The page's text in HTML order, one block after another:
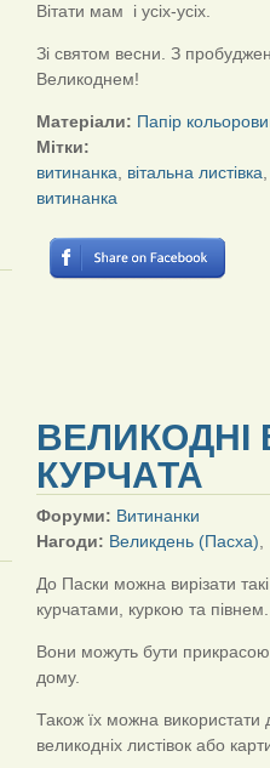
Вітати мам і усіх-усіх.
Зі святом весни. З
Великоднем!
Матеріали: Папір
Мітки:
витинанка
вітальна листівка
витинанка
ВЕЛИКОДНІ
КУРЧАТА
Форуми: Витинанки
Нагоди: Великдень (Пасха)
До Паски можна вирізати
курчатами, куркою та півнем.
Вони можуть бути
дому.
Також їх можна використати
великодніх листівок або